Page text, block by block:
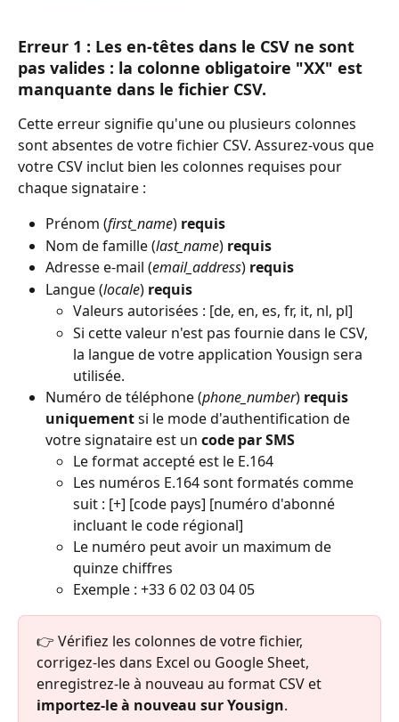
Erreur 1 : Les en-têtes dans le CSV ne sont
pas valides : la colonne obligatoire "XX" est
manquante dans le fichier CSV.
Cette erreur signifie qu'une ou plusieurs colonnes
sont absentes de votre fichier CSV. Assurez-vous que
votre CSV inclut bien les colonnes requises pour
chaque signataire :
Prénom (first_name) requis
Nom de famille (last_name) requis
Adresse e-mail (email_address) requis
Langue (locale) requis
Valeurs autorisées : [de, en, es, fr, it, nl, pl]
Si cette valeur n'est pas fournie dans le CSV,
la langue de votre application Yousign sera
utilisée.
Numéro de téléphone (phone_number) requis
uniquement si le mode d'authentification de
votre signataire est un code par SMS
Le format accepté est le E.164
Les numéros E.164 sont formatés comme
suit : [+] [code pays] [numéro d'abonné
incluant le code régional]
Le numéro peut avoir un maximum de
quinze chiffres
Exemple : +33 6 02 03 04 05
👉 Vérifiez les colonnes de votre fichier,
corrigez-les dans Excel ou Google Sheet,
enregistrez-le à nouveau au format CSV et
importez-le à nouveau sur Yousign.